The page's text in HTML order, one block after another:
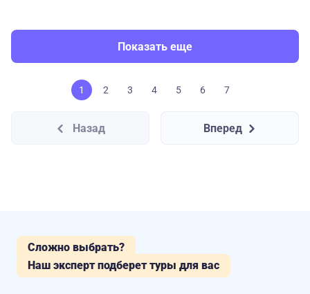
Показать еще
1 2 3 4 5 6 7
Назад Вперед
Сложно выбрать?
Наш эксперт подберет туры для вас